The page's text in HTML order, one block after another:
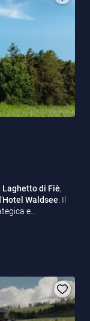
Laghetto di Fiè,
Hotel Waldsee. Il
e…